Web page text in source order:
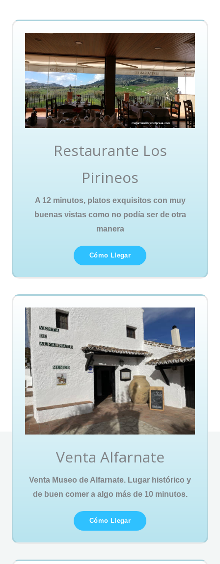
Restaurante Los
Pirineos
A 12 minutos, platos exquisitos con muy
buenas vistas como no podía ser de otra
manera
Cómo Llegar
Venta Alfarnate
Venta Museo de Alfarnate. Lugar histórico y
de buen comer a algo más de 10 minutos.
Cómo Llegar